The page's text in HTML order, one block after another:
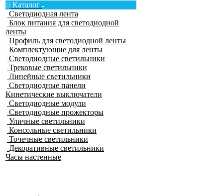
Каталог
Светодиодная лента
Блок питания для светодиодной
ленты
Профиль для светодиодной ленты
Комплектующие для ленты
Светодиодные светильники
Трековые светильники
Линейные светильники
Светодиодные панели
Кинетические выключатели
Светодиодные модули
Светодиодные прожекторы
Уличные светильники
Консольные светильники
Точечные светильники
Декоративные светильники
Часы настенные